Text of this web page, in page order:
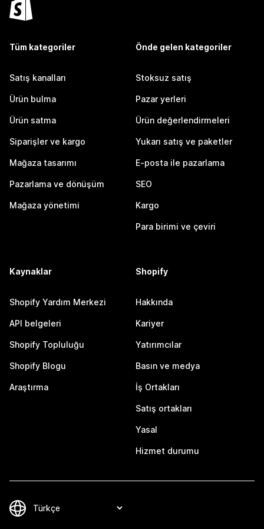
Tüm kategoriler
Satış kanalları
Ürün bulma
Ürün satma
Siparişler ve kargo
Mağaza tasarımı
Pazarlama ve dönüşüm
Mağaza yönetimi
Önde gelen kategoriler
Stoksuz satış
Pazar yerleri
Ürün değerlendirmeleri
Yukarı satış ve paketler
E-posta ile pazarlama
SEO
Kargo
Para birimi ve çeviri
Kaynaklar
Shopify Yardım Merkezi
API belgeleri
Shopify Topluluğu
Shopify Blogu
Araştırma
Shopify
Hakkında
Kariyer
Yatırımcılar
Basın ve medya
İş Ortakları
Satış ortakları
Yasal
Hizmet durumu